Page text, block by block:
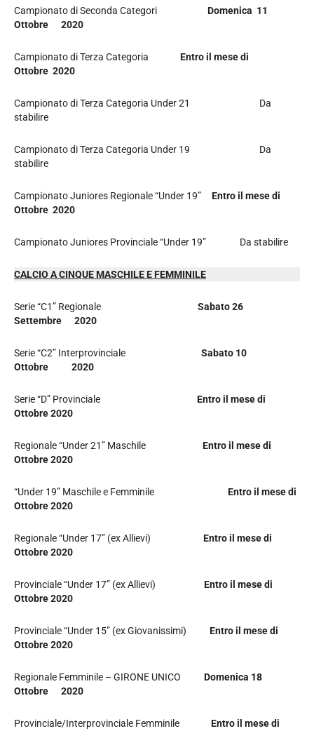
Campionato di Seconda Categori Domenica 11
Ottobre 2020
Campionato di Terza Categoria Entro il mese di
Ottobre 2020
Campionato di Terza Categoria Under 21 Da
stabilire
Campionato di Terza Categoria Under 19 Da
stabilire
Campionato Juniores Regionale “Under 19” Entro il mese di
Ottobre 2020
Campionato Juniores Provinciale “Under 19” Da stabilire
CALCIO A CINQUE MASCHILE E FEMMINILE
Serie “C1” Regionale Sabato 26
Settembre 2020
Serie “C2” Interprovinciale Sabato 10
Ottobre 2020
Serie “D” Provinciale Entro il mese di
Ottobre 2020
Regionale “Under 21” Maschile Entro il mese di
Ottobre 2020
“Under 19” Maschile e Femminile Entro il mese di
Ottobre 2020
Regionale “Under 17” (ex Allievi) Entro il mese di
Ottobre 2020
Provinciale “Under 17” (ex Allievi) Entro il mese di
Ottobre 2020
Provinciale “Under 15” (ex Giovanissimi) Entro il mese di
Ottobre 2020
Regionale Femminile – GIRONE UNICO Domenica 18
Ottobre 2020
Provinciale/Interprovinciale Femminile Entro il mese di